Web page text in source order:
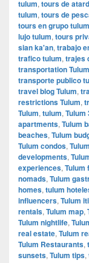
tulum, tours de
tulum, tours de
tours en grupo tulum
lujo tulum, tours
sian ka'an, trabajo
trafico tulum, trajes
transportation Tulum
transporte publico
travel blog Tulum,
restrictions Tulum,
Tulum, tulum, Tulum
apartments, Tulum
beaches, Tulum
Tulum condos,
developments,
experiences, Tulum
nomads, Tulum
homes, tulum
influencers, Tulum
rentals, Tulum map,
Tulum nightlife,
real estate, Tulum
Tulum Restaurants,
sunsets, Tulum tips,